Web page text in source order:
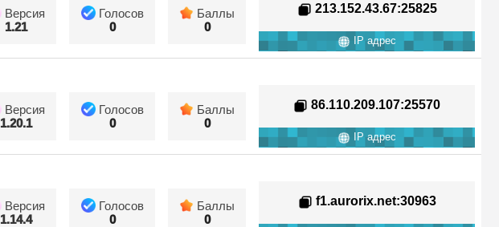
Версия
1.21
Голосов
0
Баллы
0
213.152.43.67:25825
IP адрес
Версия
1.20.1
Голосов
0
Баллы
0
86.110.209.107:25570
IP адрес
Версия
1.14.4
Голосов
0
Баллы
0
f1.aurorix.net:30963